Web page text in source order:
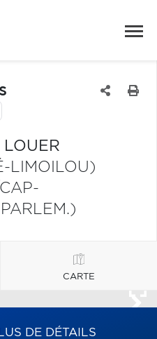
LOUER
LIMOILOU)
CARTE
DE DÉTAILS